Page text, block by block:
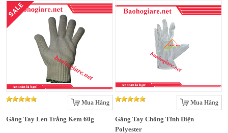
SALE
Mua Hàng
Găng Tay Len Trắng Kem 60g
Mua Hàng
Găng Tay Chống Tĩnh Điện
Polyester